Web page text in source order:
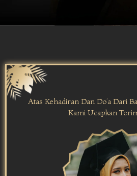
Atas Kehadiran Dan Do’a Dari
Kami Ucapkan